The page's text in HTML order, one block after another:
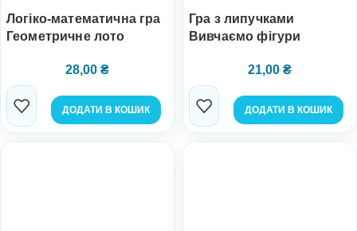
Логіко-математична гра
Геометричне лото
28,00 ₴
ДОДАТИ В КОШИК
Гра з липучками
Вивчаємо фігури
21,00 ₴
ДОДАТИ В КОШИК